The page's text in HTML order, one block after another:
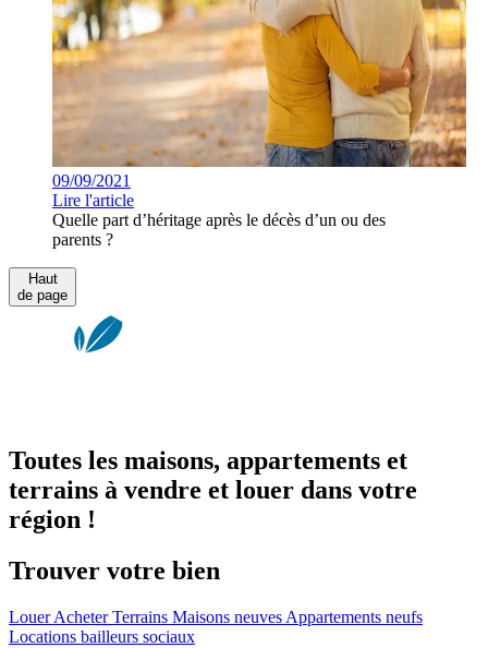
09/09/2021
Lire l'article
Quelle part d’héritage après le décès d’un ou des
parents ?
Haut
de page
Toutes les maisons, appartements et
terrains à vendre et louer dans votre
région !
Trouver votre bien
LouerAcheterTerrains Maisons neuves Appartements neufs
Locations bailleurs sociaux